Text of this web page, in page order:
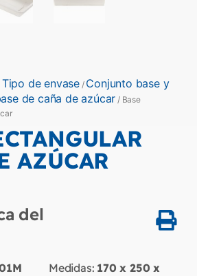
Tipo de envase / Conjunto base y
de caña de azúcar / Base
AZÚCAR
del
Medidas: 170 x 250 x